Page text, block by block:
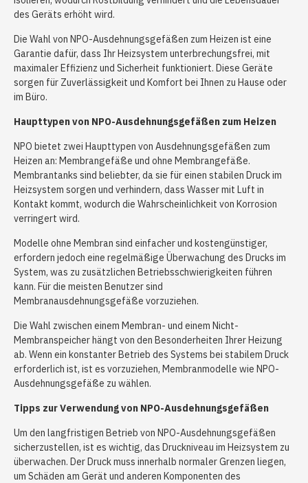
des Geräts erhöht wird.
Die Wahl von NPO-Ausdehnungsgefäßen zum Heizen ist eine
Garantie dafür, dass Ihr Heizsystem unterbrechungsfrei, mit
maximaler Effizienz und Sicherheit funktioniert. Diese Geräte
sorgen für Zuverlässigkeit und Komfort bei Ihnen zu Hause oder
im Büro.
Haupttypen von NPO-Ausdehnungsgefäßen zum Heizen
NPO bietet zwei Haupttypen von Ausdehnungsgefäßen zum
Heizen an: Membrangefäße und ohne Membrangefäße.
Membrantanks sind beliebter, da sie für einen stabilen Druck im
Heizsystem sorgen und verhindern, dass Wasser mit Luft in
Kontakt kommt, wodurch die Wahrscheinlichkeit von Korrosion
verringert wird.
Modelle ohne Membran sind einfacher und kostengünstiger,
erfordern jedoch eine regelmäßige Überwachung des Drucks im
System, was zu zusätzlichen Betriebsschwierigkeiten führen
kann. Für die meisten Benutzer sind
Membranausdehnungsgefäße vorzuziehen.
Die Wahl zwischen einem Membran- und einem Nicht-
Membranspeicher hängt von den Besonderheiten Ihrer Heizung
ab. Wenn ein konstanter Betrieb des Systems bei stabilem Druck
erforderlich ist, ist es vorzuziehen, Membranmodelle wie NPO-
Ausdehnungsgefäße zu wählen.
Tipps zur Verwendung von NPO-Ausdehnungsgefäßen
Um den langfristigen Betrieb von NPO-Ausdehnungsgefäßen
sicherzustellen, ist es wichtig, das Druckniveau im Heizsystem zu
überwachen. Der Druck muss innerhalb normaler Grenzen liegen,
um Schäden am Gerät und anderen Komponenten des